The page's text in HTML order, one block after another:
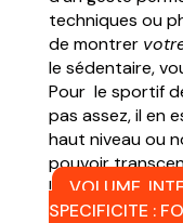
techniques ou
de montrer
le sédentaire,
Pour le sportif
pas assez, il en
haut niveau ou
pouvoir
!
VOLUME,
SPECIFICITE :